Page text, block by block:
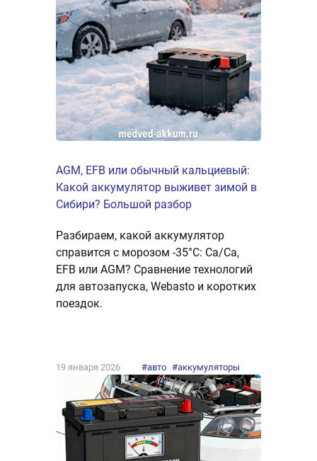
AGM, EFB или обычный кальциевый:
Какой аккумулятор выживет зимой в
Сибири? Большой разбор
Разбираем, какой аккумулятор
справится с морозом -35°C: Ca/Ca,
EFB или AGM? Сравнение технологий
для автозапуска, Webasto и коротких
поездок.
19 января 2026 #авто #аккумуляторы